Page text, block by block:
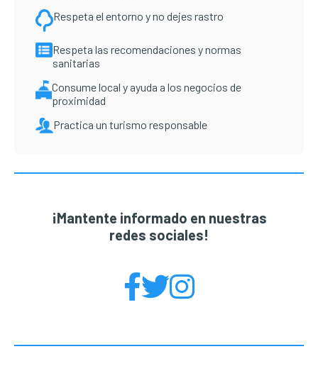
Respeta el entorno y no dejes rastro
Respeta las recomendaciones y normas
sanitarias
Consume local y ayuda a los negocios de
proximidad
Practica un turismo responsable
¡Mantente informado en nuestras
redes sociales!